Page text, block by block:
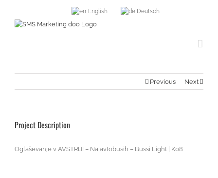
English Deutsch
Previous Next
Project Description
Oglaševanje v AVSTRIJI – Na avtobusih – Bussi Light | K08